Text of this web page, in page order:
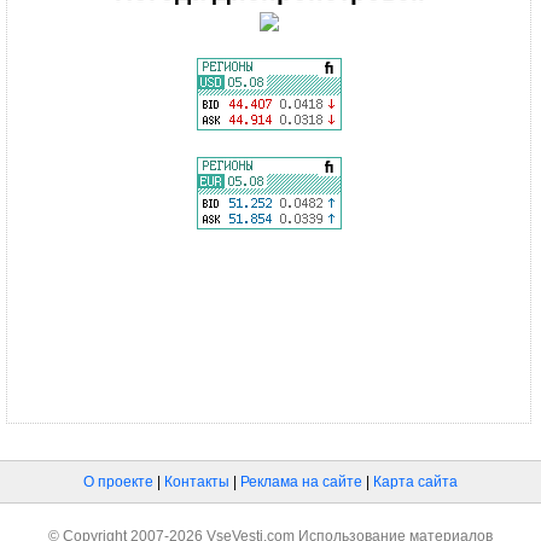
О проекте Контакты Реклама на сайте Карта сайта
© Copyright 2007-2026 VseVesti.com Использование материалов